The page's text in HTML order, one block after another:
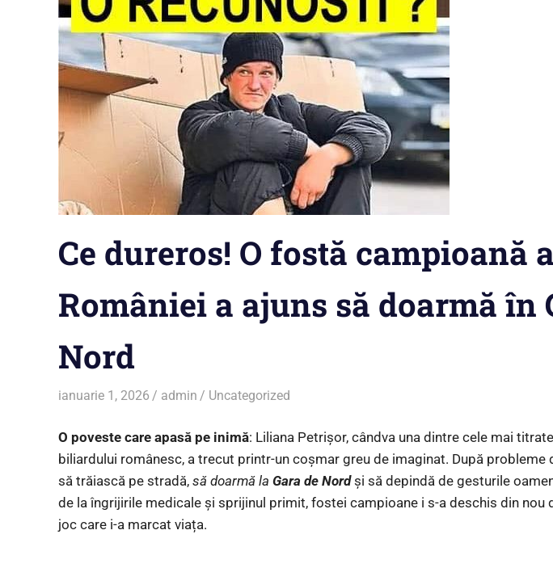
Ce dureros! O fostă campioană a
României a ajuns să doarmă în
Nord
ianuarie 1, 2026 admin Uncategorized
O poveste care apasă pe inimă: Liliana Petrișor, cândva una dintre cele mai
biliardului românesc, a trecut printr-un coșmar greu de imaginat. După probleme
să trăiască pe stradă, să doarmă la Gara de Nordși să depindă de gesturile
de la îngrijirile medicale și sprijinul primit, fostei campioane i s-a deschis din nou
joc care i-a marcat viața.